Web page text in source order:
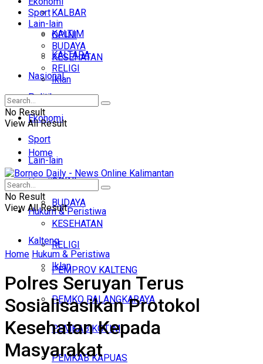
KALBAR
KALTIM
KALTARA
Nasional
Politik
Ekonomi
Sport
Lain-lain
OPINI
BUDAYA
KESEHATAN
RELIGI
Iklan
Kamis, Agustus 6, 2026
Sport
Lain-lain
OPINI
BUDAYA
KESEHATAN
RELIGI
Iklan
No Result
View All Result
Home
Headline
Hukum & Peristiwa
Kalteng
PEMPROV KALTENG
PEMKO PALANGKARAYA
PEMKAB KOTIM
PEMKAB KAPUAS
No Result
View All Result
Home Hukum & Peristiwa
Polres Seruyan Terus
Sosialisasikan Protokol
Kesehatan Kepada
Masyarakat